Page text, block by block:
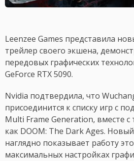
Leenzee Games представила
трейлер своего экшена,
передовых графических
GeForce RTX 5090.
Nvidia подтвердила, что
присоединится к списку игр с
Multi Frame Generation, вместе
как DOOM: The Dark Ages.
наглядно показывает работу
максимальных настройках